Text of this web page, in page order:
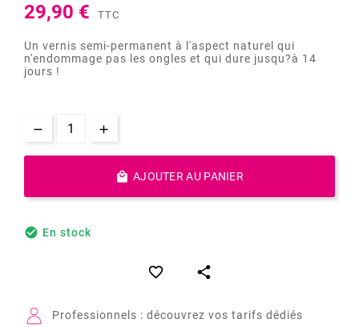
29,90 € TTC
Un vernis semi-permanent à l'aspect naturel qui
n'endommage pas les ongles et qui dure jusqu?à 14
jours !
 AJOUTER AU PANIER
 En stock
 
Professionnels : découvrez vos tarifs dédiés